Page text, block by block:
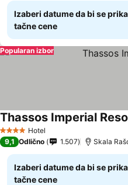
Izaberi datume da bi se
tačne cene
Popularan izbor
4 ZvezdiceHotel
Thassos Imperial
9,1 Odlično 1.507 Skala
Izaberi datume da bi se
tačne cene